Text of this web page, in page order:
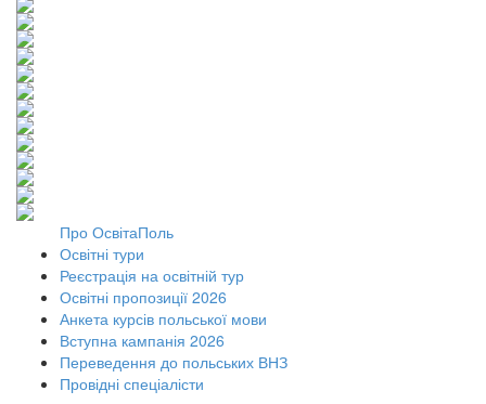
Про ОсвітаПоль
Освітні тури
Реєстрація на освітній тур
Освітні пропозиції 2026
Анкета курсів польської мови
Вступна кампанія 2026
Переведення до польських ВНЗ
Провідні спеціалісти